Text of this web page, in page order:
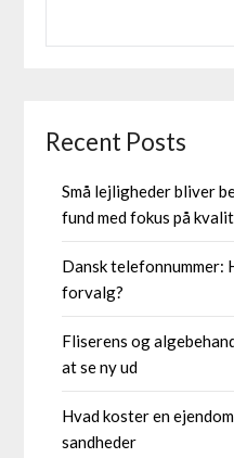
Recent Posts
Små lejligheder bliver
fund med fokus på
Dansk telefonnummer:
forvalg?
Fliserens og
at se ny ud
Hvad koster en
sandheder